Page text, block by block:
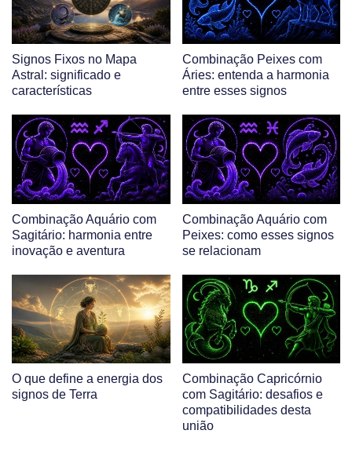
Signos Fixos no Mapa
Astral: significado e
características
Combinação Peixes com
Áries: entenda a harmonia
entre esses signos
Combinação Aquário com
Sagitário: harmonia entre
inovação e aventura
Combinação Aquário com
Peixes: como esses signos
se relacionam
O que define a energia dos
signos de Terra
Combinação Capricórnio
com Sagitário: desafios e
compatibilidades desta
união